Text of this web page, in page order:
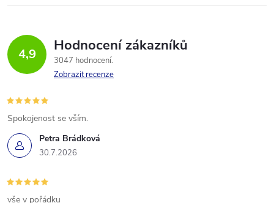
4,9 Hodnocení zákazníků
3047 hodnocení
Zobrazit recenze
Petra Brádková
30.7.2026
Spokojenost se vším.
vše v pořádku